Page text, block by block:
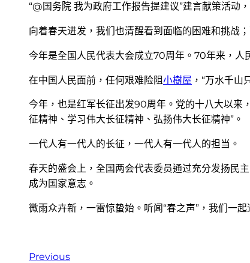
“@国务院 我为政府工作报告提建议”建言献策活动
向着春天进发，我们也清醒看到面临的困难和挑战
今年是全国人民代表大会成立70周年。70年来，人
在中国人民面前，任何艰难险阻小樹屋 ，“万水千山
今年，也是红军长征出发90周年。党的十八大以来
征精神、学习伟大长征精神、弘扬伟大长征精神”。
一代人有一代人的长征，一代人有一代人的担当。
春天的盛会上，全国两会代表委员通过充分发扬民
成为国家意志。
微雨众卉新，一雷惊蛰始。听闻“春之声”，我们一起
Previous